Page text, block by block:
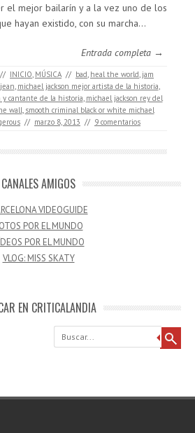
el mejor bailarín y a la vez uno de los
hayan existido, con su marcha…
Entrada completa →
// INICIO, MÚSICA // bad, heal the world, jam
, michael jackson mejor artista de la historia,
y cantante de la historia, michael jackson rey del
wall, smooth criminal black or white michael
// marzo 8, 2013 // 9 comentarios
CANALES AMIGOS
VIDEOGUIDE
POR EL MUNDO
POR EL MUNDO
VLOG: MISS SKATY
EN CRITICALANDIA
Buscar